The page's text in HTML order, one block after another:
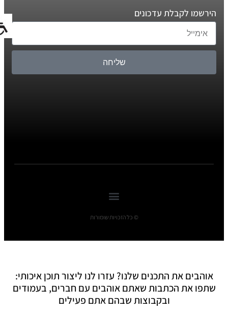
הירשמו לקבלת עדכונים
שליחה
© כל הזכויות שומורות
אוהבים את התכנים שלנו? עזרו לנו ליצור תוכן איכותי:
שתפו את הכתבות שאתם אוהבים עם חברים, בעמודים
ובקבוצות שבהם אתם פעילים